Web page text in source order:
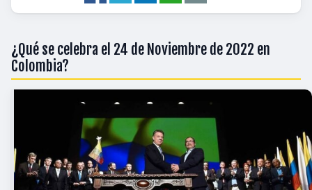
¿Qué se celebra el 24 de Noviembre de 2022 en
Colombia?